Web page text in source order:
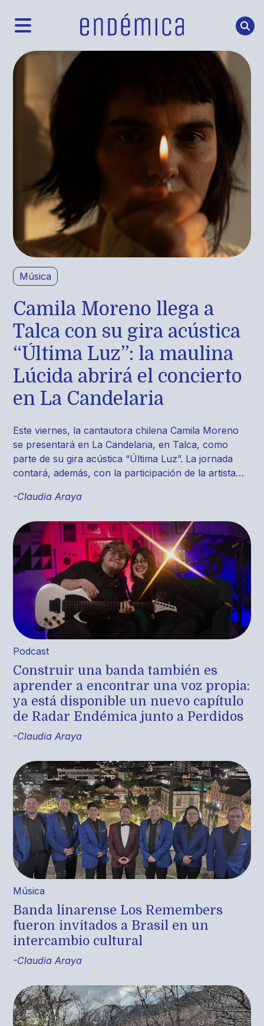
Música
Camila Moreno llega a
Talca con su gira acústica
“Última Luz”: la maulina
Lúcida abrirá el concierto
en La Candelaria
Este viernes, la cantautora chilena Camila Moreno
se presentará en La Candelaria, en Talca, como
parte de su gira acústica “Última Luz”. La jornada
contará, además, con la participación de la artista…
-Claudia Araya
Podcast
Construir una banda también es
aprender a encontrar una voz propia:
ya está disponible un nuevo capítulo
de Radar Endémica junto a Perdidos
-Claudia Araya
Música
Banda linarense Los Remembers
fueron invitados a Brasil en un
intercambio cultural
-Claudia Araya